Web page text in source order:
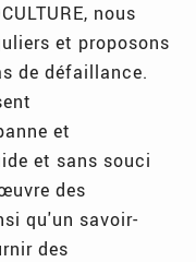
nous
et proposons
de défaillance.
et
et sans souci
des
qu'un savoir-
des